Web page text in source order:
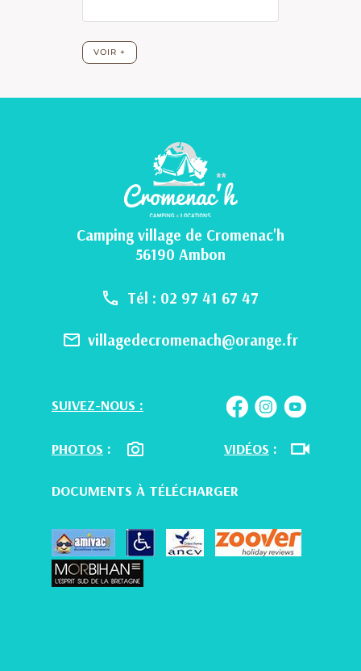
Camping village de Cromenac'h
56190 Ambon
Tél : 02 97 41 67 47
villagedecromenach@orange.fr
SUIVEZ-NOUS :
PHOTOS : VIDÉOS :
DOCUMENTS À TÉLÉCHARGER